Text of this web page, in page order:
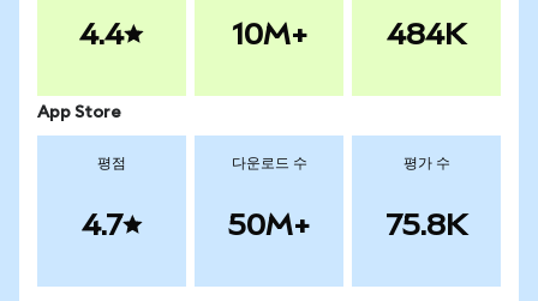
4.4 10M+ 484K
App Store
평점
4.7
다운로드 수
50M+
평가 수
75.8K